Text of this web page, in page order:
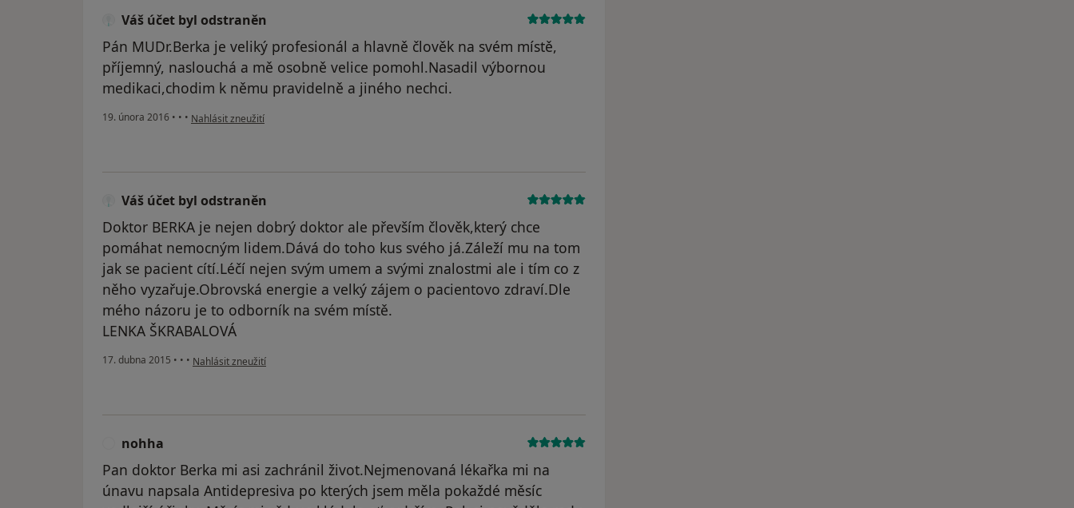
Váš účet byl odstraněn
Pán MUDr.Berka je veliký profesionál a hlavně člověk na svém místě,
příjemný, naslouchá a mě osobně velice pomohl.Nasadil výbornou
medikaci,chodim k němu pravidelně a jiného nechci.
19. února 2016 • • • podle názoru uživatele Váš účet byl odstraněn
Nahlásit zneužití
Váš účet byl odstraněn
Doktor BERKA je nejen dobrý doktor ale převším člověk,který chce
pomáhat nemocným lidem.Dává do toho kus svého já.Záleží mu na tom
jak se pacient cítí.Léčí nejen svým umem a svými znalostmi ale i tím co z
něho vyzařuje.Obrovská energie a velký zájem o pacientovo zdraví.Dle
mého názoru je to odborník na svém místě.
LENKA ŠKRABALOVÁ
17. dubna 2015 • • • podle názoru uživatele Váš účet byl odstraněn
Nahlásit zneužití
nohha
Pan doktor Berka mi asi zachránil život.Nejmenovaná lékařka mi na
únavu napsala Antidepresiva po kterých jsem měla pokaždé měsíc